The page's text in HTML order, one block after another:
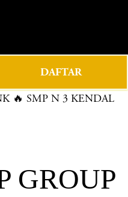
DAFTAR
🔥 SMP N 3 KENDAL
GROUP